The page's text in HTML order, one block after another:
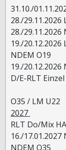
31.10./
28./29.11.2026
28./
19./
NDEM O19
19./
D/E-RLT
13./
O35 / LM U22
2027
RLT Do/Mix
16./
NDEM O35